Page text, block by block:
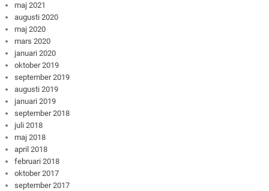
maj 2021
augusti 2020
maj 2020
mars 2020
januari 2020
oktober 2019
september 2019
augusti 2019
januari 2019
september 2018
juli 2018
maj 2018
april 2018
februari 2018
oktober 2017
september 2017